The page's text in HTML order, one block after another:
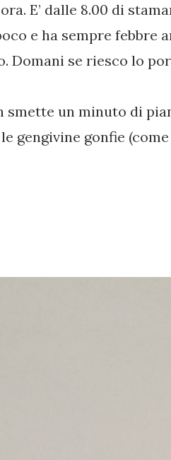
E’ dalle 8.00 di
e ha sempre febbre
Domani se riesco lo
smette un minuto di
gengivine gonfie